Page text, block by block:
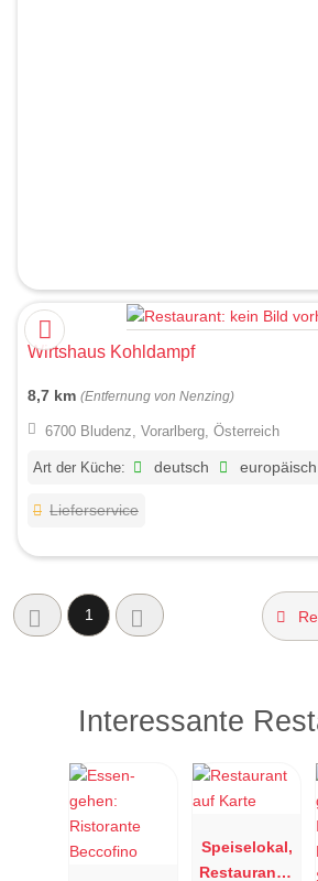
Wirtshaus Kohldampf
8,7 km (Entfernung von Nenzing)
6700 Bludenz, Vorarlberg, Österreich
Art der Küche: deutsch europäisch
Lieferservice
1
Interessante
Speiselokal,
Restaurant "